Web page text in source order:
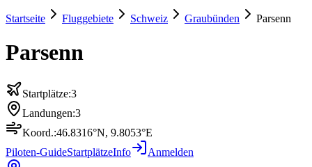
Startseite Fluggebiete Schweiz Graubünden Parsenn
Parsenn
Startplätze:3
Landungen:3
Koord.:46.8316°N, 9.8053°E
Piloten-GuideStartplätzeInfo
Anmelden